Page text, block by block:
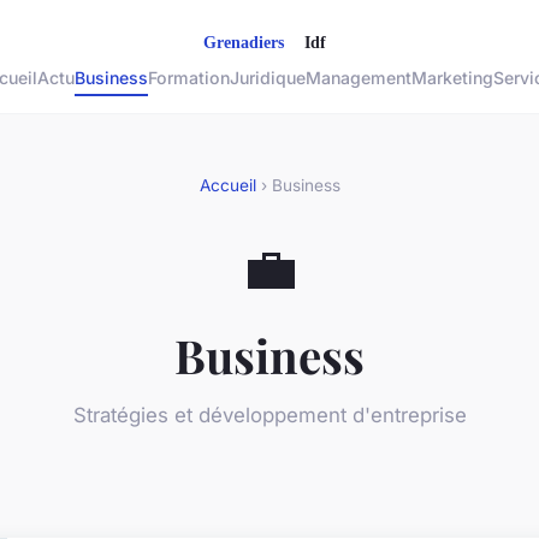
ActuBusinessFormationJuridiqueManagementMarketing
Accueil› Business
💼
Business
Stratégies et développement d'entreprise